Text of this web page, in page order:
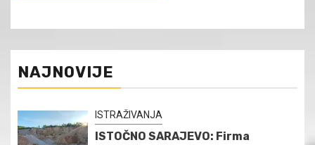
NAJNOVIJE
ISTRAŽIVANJA
ISTOČNO SARAJEVO: Firma